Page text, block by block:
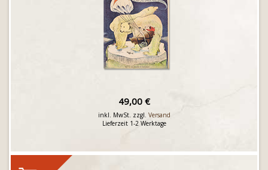
49,00 €
inkl. MwSt. zzgl. Versand
Lieferzeit 1-2 Werktage